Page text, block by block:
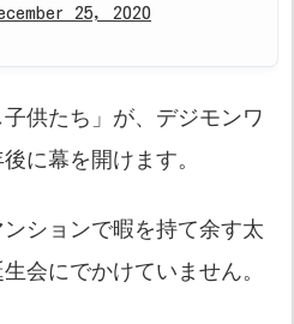
25, 2020
供たち」が、デジモンワ
に幕を開けます。
ションで暇を持て余す太
会にでかけていません。